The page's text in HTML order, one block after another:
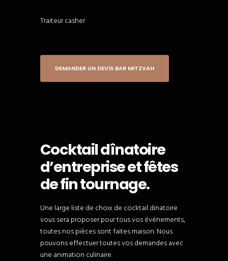
Traiteur casher
DEMANDER UN DEVIS BAR MITZVAH
Cocktail dînatoire
d’entreprise et fêtes
de fin tournage.
Une large liste de choix de cocktail dinatoire
vous sera proposer pour tous vos événements,
toutes nos pièces sont faites maison. Nous
pouvons effectuer toutes vos demandes avec
une animation culinaire.